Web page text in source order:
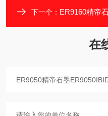
下一个： ER9160精帝
在